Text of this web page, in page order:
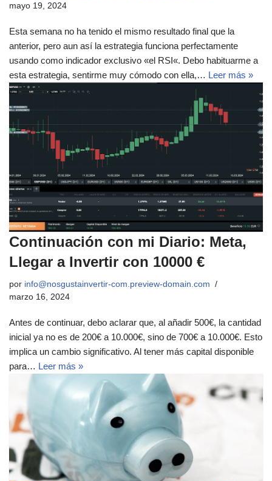
mayo 19, 2024
Esta semana no ha tenido el mismo resultado final que la
anterior, pero aun así la estrategia funciona perfectamente
usando como indicador exclusivo «el RSI«. Debo habituarme a
esta estrategia, sentirme muy cómodo con ella,… Leer más »
Continuación con mi Diario: Meta,
Llegar a Invertir con 10000 €
por info@nosgustainvertir-com.preview-domain.com
marzo 16, 2024
Antes de continuar, debo aclarar que, al añadir 500€, la cantidad
inicial ya no es de 200€ a 10.000€, sino de 700€ a 10.000€. Esto
implica un cambio significativo. Al tener más capital disponible
para… Leer más »